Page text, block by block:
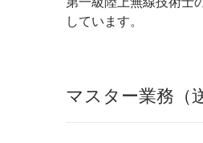
しています。
マスター業務（